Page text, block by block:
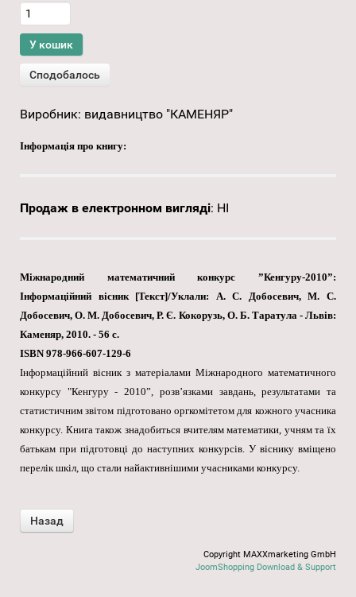
Виробник: видавництво "КАМЕНЯР"
Інформація про книгу:
Продаж в електронном вигляді: НІ
Міжнародний математичний конкурс ”Кенгуру-2010”:
Інформаційний вісник [Текст]/Уклали: А. С. Добосевич, М. С.
Добосевич, О. М. Добосевич, Р. Є. Кокорузь, О. Б. Таратула - Львів:
Каменяр, 2010. - 56 с.
ISBN 978-966-607-129-6
Інформаційний вісник з матеріалами Міжнародного математичного
конкурсу "Кенгуру - 2010”, розв’язками завдань, результатами та
статистичним звітом підготовано оргкомітетом для кожного учасника
конкурсу. Книга також знадобиться вчителям математики, учням та їх
батькам при підготовці до наступних конкурсів. У віснику вміщено
перелік шкіл, що стали найактивнішими учасниками конкурсу.
Copyright MAXXmarketing GmbH
JoomShopping Download & Support